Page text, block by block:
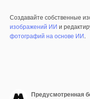
Создавайте собственные
изображений ИИ и
фотографий на основе ИИ.